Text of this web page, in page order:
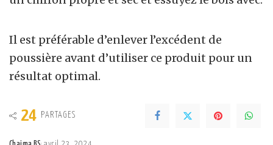
Il est préférable d’enlever l’excédent de
poussière avant d’utiliser ce produit pour un
résultat optimal.
24 PARTAGES